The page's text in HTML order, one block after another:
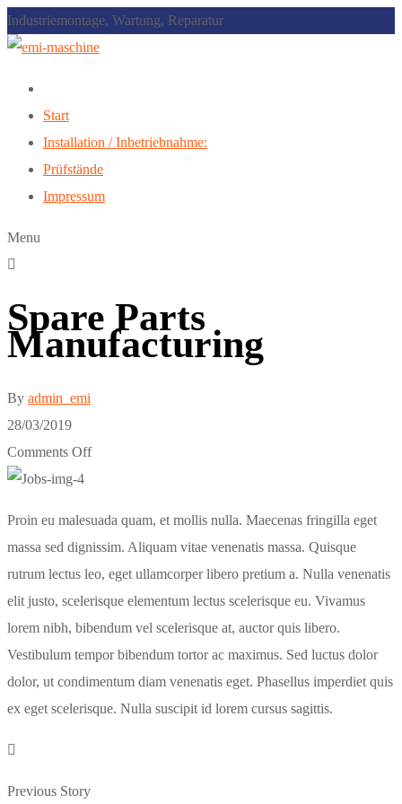
Industriemontage, Wartung, Reparatur
Start
Installation / Inbetriebnahme:
Prüfstände
Impressum
Menu
Spare Parts
Manufacturing
By admin_emi
28/03/2019
Comments Off
Proin eu malesuada quam, et mollis nulla. Maecenas fringilla eget
massa sed dignissim. Aliquam vitae venenatis massa. Quisque
rutrum lectus leo, eget ullamcorper libero pretium a. Nulla venenatis
elit justo, scelerisque elementum lectus scelerisque eu. Vivamus
lorem nibh, bibendum vel scelerisque at, auctor quis libero.
Vestibulum tempor bibendum tortor ac maximus. Sed luctus dolor
dolor, ut condimentum diam venenatis eget. Phasellus imperdiet quis
ex eget scelerisque. Nulla suscipit id lorem cursus sagittis.
Previous Story